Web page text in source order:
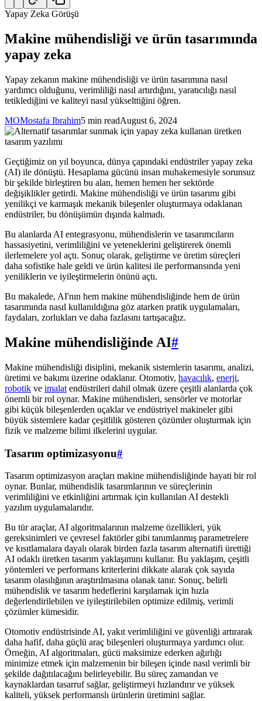
Yapay Zeka Görüşü
Makine mühendisliği ve ürün tasarımında
yapay zeka
Yapay zekanın makine mühendisliği ve ürün tasarımına nasıl
yardımcı olduğunu, verimliliği nasıl artırdığını, yaratıcılığı nasıl
tetiklediğini ve kaliteyi nasıl yükselttiğini öğren.
MOMostafa Ibrahim5 min readAugust 6, 2024
Geçtiğimiz on yıl boyunca, dünya çapındaki endüstriler yapay zeka
(AI) ile dönüştü. Hesaplama gücünü insan muhakemesiyle sorunsuz
bir şekilde birleştiren bu alan, hemen hemen her sektörde
değişiklikler getirdi. Makine mühendisliği ve ürün tasarımı gibi
yenilikçi ve karmaşık mekanik bileşenler oluşturmaya odaklanan
endüstriler, bu dönüşümün dışında kalmadı.
Bu alanlarda AI entegrasyonu, mühendislerin ve tasarımcıların
hassasiyetini, verimliliğini ve yeteneklerini geliştirerek önemli
ilerlemelere yol açtı. Sonuç olarak, geliştirme ve üretim süreçleri
daha sofistike hale geldi ve ürün kalitesi ile performansında yeni
yeniliklerin ve iyileştirmelerin önünü açtı.
Bu makalede, AI'nın hem makine mühendisliğinde hem de ürün
tasarımında nasıl kullanıldığına göz atarken pratik uygulamaları,
faydaları, zorlukları ve daha fazlasını tartışacağız.
Makine mühendisliğinde AI#
Makine mühendisliği disiplini, mekanik sistemlerin tasarımı, analizi,
üretimi ve bakımı üzerine odaklanır. Otomotiv, havacılık, enerji,
robotik ve imalat endüstrileri dahil olmak üzere çeşitli alanlarda çok
önemli bir rol oynar. Makine mühendisleri, sensörler ve motorlar
gibi küçük bileşenlerden uçaklar ve endüstriyel makineler gibi
büyük sistemlere kadar çeşitlilik gösteren çözümler oluşturmak için
fizik ve malzeme bilimi ilkelerini uygular.
Tasarım optimizasyonu#
Tasarım optimizasyon araçları makine mühendisliğinde hayati bir rol
oynar. Bunlar, mühendislik tasarımlarının ve süreçlerinin
verimliliğini ve etkinliğini artırmak için kullanılan AI destekli
yazılım uygulamalarıdır.
Bu tür araçlar, AI algoritmalarının malzeme özellikleri, yük
gereksinimleri ve çevresel faktörler gibi tanımlanmış parametrelere
ve kısıtlamalara dayalı olarak birden fazla tasarım alternatifi ürettiği
AI odaklı üretken tasarım yaklaşımını kullanır. Bu yaklaşım, çeşitli
yöntemleri ve performans kriterlerini dikkate alarak çok sayıda
tasarım olasılığının araştırılmasına olanak tanır. Sonuç, belirli
mühendislik ve tasarım hedeflerini karşılamak için hızla
değerlendirilebilen ve iyileştirilebilen optimize edilmiş, verimli
çözümler kümesidir.
Otomotiv endüstrisinde AI, yakıt verimliliğini ve güvenliği artırarak
daha hafif, daha güçlü araç bileşenleri oluşturmaya yardımcı olur.
Örneğin, AI algoritmaları, gücü maksimize ederken ağırlığı
minimize etmek için malzemenin bir bileşen içinde nasıl verimli bir
şekilde dağıtılacağını belirleyebilir. Bu süreç zamandan ve
kaynaklardan tasarruf sağlar, geliştirmeyi hızlandırır ve yüksek
kaliteli, yüksek performanslı ürünlerin üretimini sağlar.